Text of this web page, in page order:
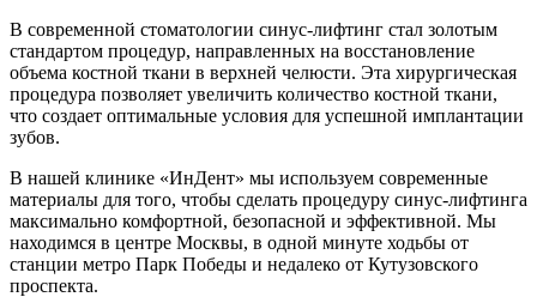
В современной стоматологии синус-лифтинг стал золотым
стандартом процедур, направленных на восстановление
объема костной ткани в верхней челюсти. Эта хирургическая
процедура позволяет увеличить количество костной ткани,
что создает оптимальные условия для успешной имплантации
зубов.
В нашей клинике «ИнДент» мы используем современные
материалы для того, чтобы сделать процедуру синус-лифтинга
максимально комфортной, безопасной и эффективной. Мы
находимся в центре Москвы, в одной минуте ходьбы от
станции метро Парк Победы и недалеко от Кутузовского
проспекта.